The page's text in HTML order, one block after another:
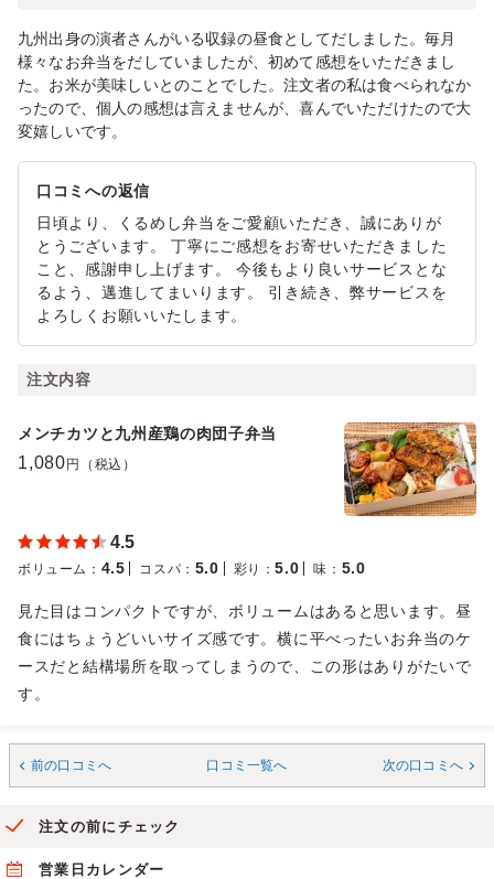
九州出身の演者さんがいる収録の昼食としてだしました。毎月
様々なお弁当をだしていましたが、初めて感想をいただきまし
た。お米が美味しいとのことでした。注文者の私は食べられなか
ったので、個人の感想は言えませんが、喜んでいただけたので大
変嬉しいです。
口コミへの返信
日頃より、くるめし弁当をご愛顧いただき、誠にありが
とうございます。 丁寧にご感想をお寄せいただきました
こと、感謝申し上げます。 今後もより良いサービスとな
るよう、邁進してまいります。 引き続き、弊サービスを
よろしくお願いいたします。
注文内容
メンチカツと九州産鶏の肉団子弁当
1,080 円（税込）
4.5
ボリューム ： 4.5 コスパ ： 5.0 彩り ：5.0 味 ： 5.0
見た目はコンパクトですが、ボリュームはあると思います。昼
食にはちょうどいいサイズ感です。横に平べったいお弁当のケ
ースだと結構場所を取ってしまうので、この形はありがたいで
す。
前の口コミへ 口コミ一覧へ 次の口コミへ
注文の前にチェック
営業日カレンダー